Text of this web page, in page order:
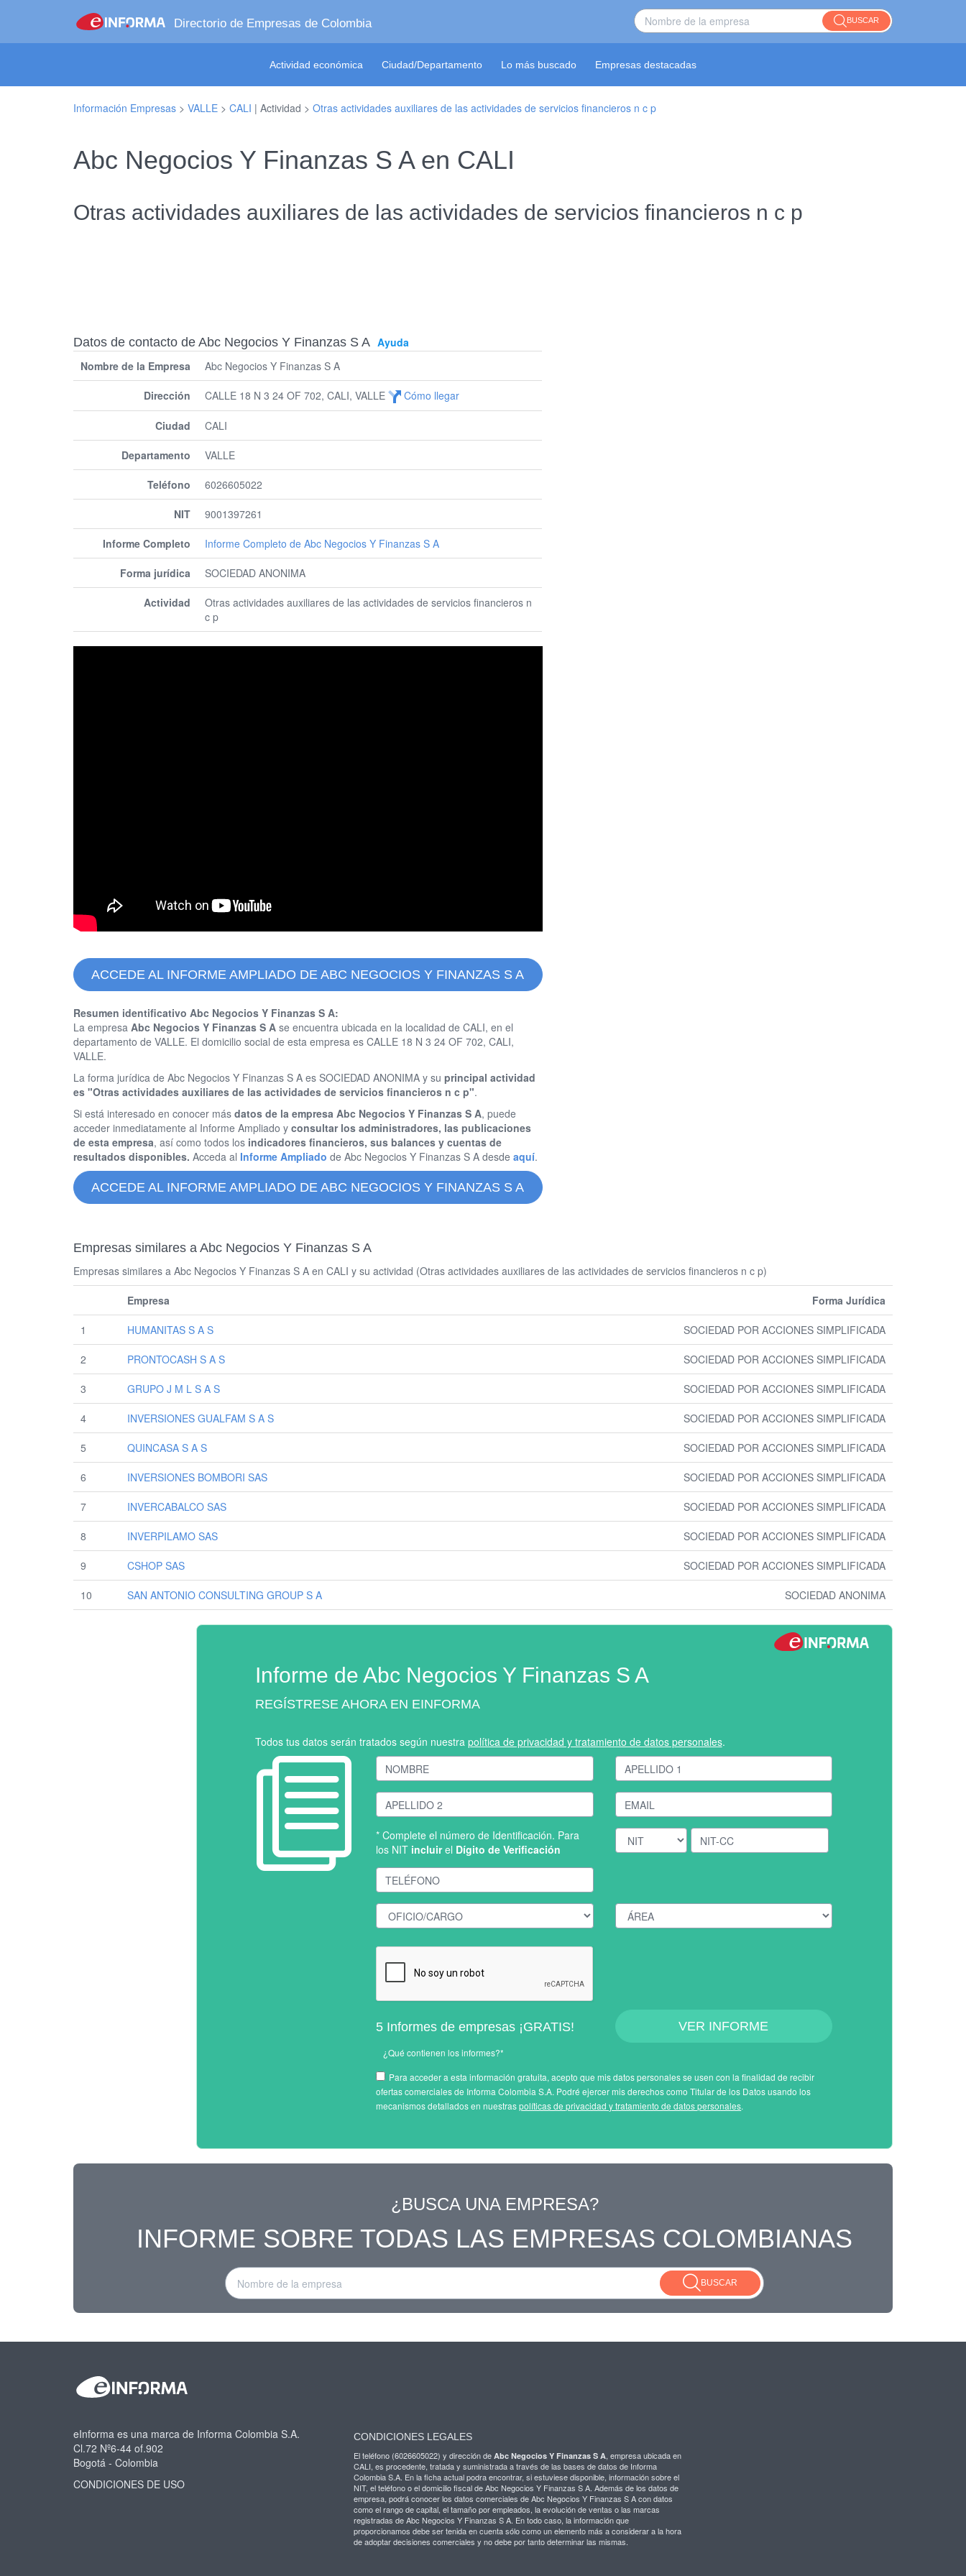
Directorio de Empresas de Colombia BUSCAR
Actividad económica Ciudad/Departamento Lo más buscado Empresas destacadas
Información Empresas > VALLE > CALI | Actividad > Otras actividades auxiliares de las actividades de servicios financieros n c p
Abc Negocios Y Finanzas S A en CALI
Otras actividades auxiliares de las actividades de servicios financieros n c p
Datos de contacto de Abc Negocios Y Finanzas S A Ayuda
Nombre de la Empresa
Abc Negocios Y Finanzas S A
Dirección CALLE 18 N 3 24 OF 702, CALI, VALLE Cómo llegar
Ciudad CALI
Departamento VALLE
Teléfono 6026605022
NIT 9001397261
Informe Completo Informe Completo de Abc Negocios Y Finanzas S A
Forma jurídica SOCIEDAD ANONIMA
Actividad
Otras actividades auxiliares de las actividades de servicios financieros n
c p
ACCEDE AL INFORME AMPLIADO DE ABC NEGOCIOS Y FINANZAS S A
Resumen identificativo Abc Negocios Y Finanzas S A:
La empresa Abc Negocios Y Finanzas S A se encuentra ubicada en la localidad de CALI, en el
departamento de VALLE. El domicilio social de esta empresa es CALLE 18 N 3 24 OF 702, CALI,
VALLE.
La forma jurídica de Abc Negocios Y Finanzas S A es SOCIEDAD ANONIMA y su principal actividad
es "Otras actividades auxiliares de las actividades de servicios financieros n c p".
Si está interesado en conocer más datos de la empresa Abc Negocios Y Finanzas S A, puede
acceder inmediatamente al Informe Ampliado y consultar los administradores, las publicaciones
de esta empresa, así como todos los indicadores financieros, sus balances y cuentas de
resultados disponibles. Acceda al Informe Ampliado de Abc Negocios Y Finanzas S A desde aquí.
ACCEDE AL INFORME AMPLIADO DE ABC NEGOCIOS Y FINANZAS S A
Empresas similares a Abc Negocios Y Finanzas S A
Empresas similares a Abc Negocios Y Finanzas S A en CALI y su actividad (Otras actividades auxiliares de las actividades de servicios financieros n c p)
Empresa Forma Jurídica
1 HUMANITAS S A S SOCIEDAD POR ACCIONES SIMPLIFICADA
2 PRONTOCASH S A S SOCIEDAD POR ACCIONES SIMPLIFICADA
3 GRUPO J M L S A S SOCIEDAD POR ACCIONES SIMPLIFICADA
4 INVERSIONES GUALFAM S A S SOCIEDAD POR ACCIONES SIMPLIFICADA
5 QUINCASA S A S SOCIEDAD POR ACCIONES SIMPLIFICADA
6 INVERSIONES BOMBORI SAS SOCIEDAD POR ACCIONES SIMPLIFICADA
7 INVERCABALCO SAS SOCIEDAD POR ACCIONES SIMPLIFICADA
8 INVERPILAMO SAS SOCIEDAD POR ACCIONES SIMPLIFICADA
9 CSHOP SAS SOCIEDAD POR ACCIONES SIMPLIFICADA
10 SAN ANTONIO CONSULTING GROUP S A SOCIEDAD ANONIMA
Informe de Abc Negocios Y Finanzas S A
REGÍSTRESE AHORA EN EINFORMA
Todos tus datos serán tratados según nuestra política de privacidad y tratamiento de datos personales.
* Complete el número de Identificación. Para
los NIT incluirel Dígito de Verificación
5 Informes de empresas ¡GRATIS!
¿Qué contienen los informes?*
VER INFORME
Para acceder a esta información gratuita, acepto que mis datos personales se usen con la finalidad de recibir
ofertas comerciales de Informa Colombia S.A. Podré ejercer mis derechos como Titular de los Datos usando los
mecanismos detallados en nuestraspolíticas de privacidad y tratamiento de datos personales.
¿BUSCA UNA EMPRESA?
INFORME SOBRE TODAS LAS EMPRESAS COLOMBIANAS
BUSCAR
eInforma es una marca de Informa Colombia S.A.
Cl.72 Nº6-44 of.902
Bogotá - Colombia
CONDICIONES DE USO
CONDICIONES LEGALES
El teléfono (6026605022) y dirección de Abc Negocios Y Finanzas S A , empresa ubicada en
CALI, es procedente, tratada y suministrada a través de las bases de datos de Informa
Colombia S.A. En la ficha actual podra encontrar, si estuviese disponible, información sobre el
NIT, el teléfono o el domicilio fiscal de Abc Negocios Y Finanzas S A. Además de los datos de
empresa, podrá conocer los datos comerciales de Abc Negocios Y Finanzas S A con datos
como el rango de capital, el tamaño por empleados, la evolución de ventas o las marcas
registradas de Abc Negocios Y Finanzas S A. En todo caso, la información que
proporcionamos debe ser tenida en cuenta sólo como un elemento más a considerar a la hora
de adoptar decisiones comerciales y no debe por tanto determinar las mismas.